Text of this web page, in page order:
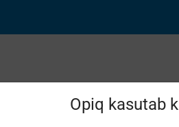
Opiq kasutab